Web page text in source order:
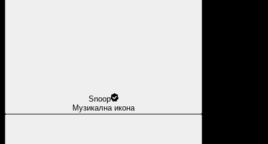
Snoop
Музикална икона